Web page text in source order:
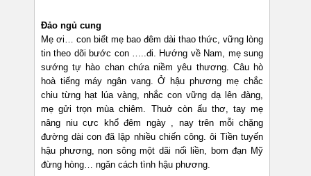
Đảo ngủ cung
Mẹ ơi… con biết mẹ bao đêm dài thao thức, vững lòng
tin theo dõi bước con …..đi. Hướng về Nam, mẹ sung
sướng tự hào chan chứa niềm yêu thương. Câu hò
hoà tiếng máy ngân vang. Ở hậu phương mẹ chắc
chiu từng hạt lúa vàng, nhắc con vững dạ lên đàng,
mẹ gửi trọn mùa chiêm. Thuở còn ấu thơ, tay mẹ
nâng niu cực khổ đêm ngày , nay trên mỗi chặng
đường dài con đã lập nhiều chiến công. ôi Tiền tuyến
hậu phương, non sông một dãi nối liền, bom đạn Mỹ
đừng hòng… ngăn cách tình hậu phương.